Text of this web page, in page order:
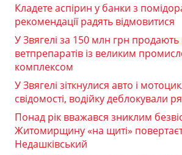
Кладете аспірин у банки з
рекомендації радять відмовитися
У Звягелі за 150 млн грн
ветпрепаратів із великим
комплексом
У Звягелі зіткнулися авто і
свідомості, водійку деблокували
Понад рік вважався зниклим
Житомирщину «на щиті»
Недашківський